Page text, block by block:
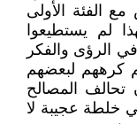
مع الفئة الأولى
لم يستطيعوا
الرؤى والفكر
كرههم لبعضهم
تحالف المصالح
خلطة عجيبة لا